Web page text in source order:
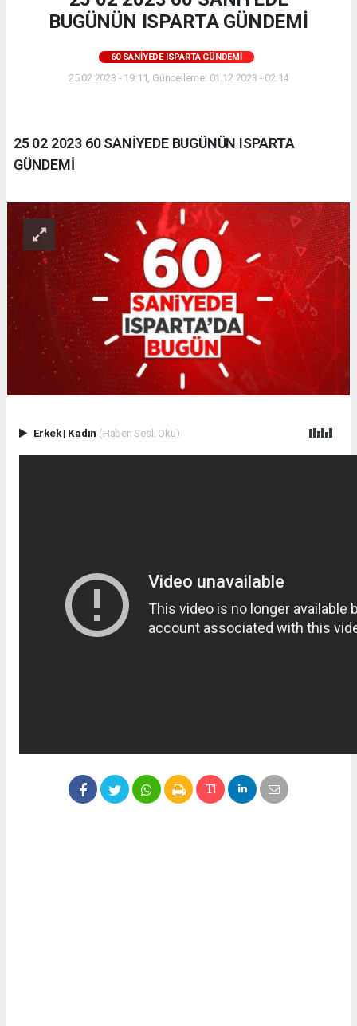
BUGÜNÜN ISPARTA GÜNDEMİ
60 SANIYEDE ISPARTA GÜNDEMI
25.02.2023 - 19:11, Güncelleme: 01.12.2023 - 02:14
25 02 2023 60 SANİYEDE BUGÜNÜN ISPARTA
GÜNDEMİ
Erkek| Kadın (Haberi Sesli Oku)